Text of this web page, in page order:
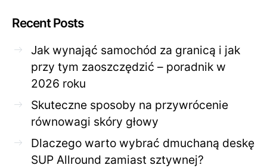
Recent Posts
Jak wynająć samochód za granicą i jak
przy tym zaoszczędzić – poradnik w
2026 roku
Skuteczne sposoby na przywrócenie
równowagi skóry głowy
Dlaczego warto wybrać dmuchaną deskę
SUP Allround zamiast sztywnej?